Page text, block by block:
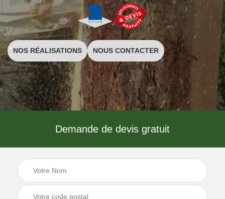
NOS RÉALISATIONS NOUS CONTACTER
Demande de devis gratuit